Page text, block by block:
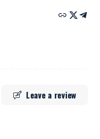
Leave a review